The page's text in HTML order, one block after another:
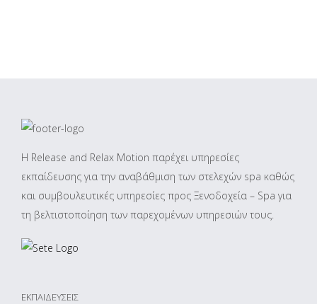
Η Release and Relax Motion παρέχει υπηρεσίες
εκπαίδευσης για την αναβάθμιση των στελεχών spa καθώς
και συμβουλευτικές υπηρεσίες προς Ξενοδοχεία – Spa για
τη βελτιστοποίηση των παρεχομένων υπηρεσιών τους.
ΕΚΠΑΙΔΕΥΣΕΙΣ